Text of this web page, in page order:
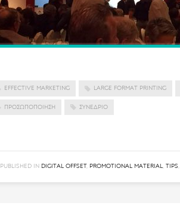
EFFECTIVE MARKETING LARGE FORMAT PRINTING
ΠΡΟΣΩΠΟΠΟΊΗΣΗ ΣΥΝΈΔΡΙΟ
PUBLISHED IN DIGITAL OFFSET, PROMOTIONAL MATERIAL, TIPS,